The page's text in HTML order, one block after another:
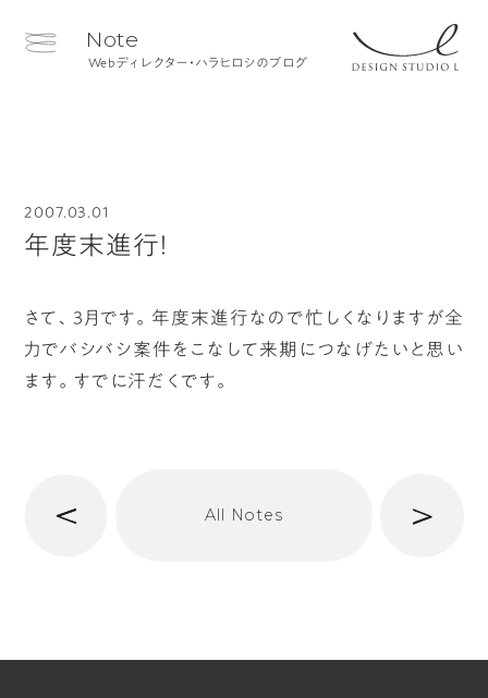
Note
Webディレクター・ハラヒロシのブログ
2007.03.01
年度末進行！
さて、3月です。年度末進行なので忙しくなりますが全
力でバシバシ案件をこなして来期につなげたいと思い
ます。すでに汗だくです。
前 All Notes 次